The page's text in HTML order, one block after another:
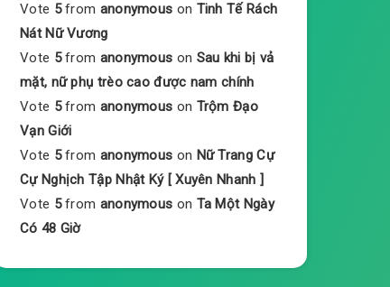
Vote 5 from anonymous on Tinh Tế Rách
Nát Nữ Vương
Vote 5 from anonymous on Sau khi bị vả
mặt, nữ phụ trèo cao được nam chính
Vote 5 from anonymous on Trộm Đạo
Vạn Giới
Vote 5 from anonymous on Nữ Trang Cự
Cự Nghịch Tập Nhật Ký [ Xuyên Nhanh ]
Vote 5 from anonymous on Ta Một Ngày
Có 48 Giờ